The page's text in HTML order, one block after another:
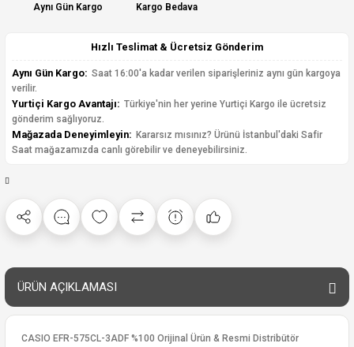
Aynı Gün Kargo Kargo Bedava
Hızlı Teslimat & Ücretsiz Gönderim
Aynı Gün Kargo: Saat 16:00'a kadar verilen siparişleriniz aynı gün kargoya
verilir.
Yurtiçi Kargo Avantajı: Türkiye'nin her yerine Yurtiçi Kargo ile ücretsiz
gönderim sağlıyoruz.
Mağazada Deneyimleyin: Kararsız mısınız? Ürünü İstanbul'daki Safir
Saat mağazamızda canlı görebilir ve deneyebilirsiniz.
ÜRÜN AÇIKLAMASI
CASIO EFR-575CL-3ADF %100 Orijinal Ürün & Resmi Distribütör